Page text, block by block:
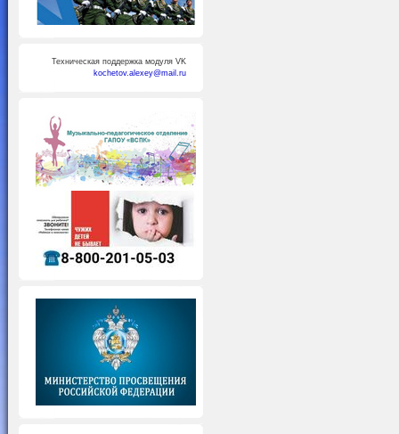
Техническая поддержка модуля VK
kochetov.alexey@mail.ru